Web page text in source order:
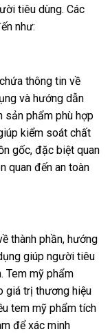
tiêu dùng. Các
như:
thông tin về
và hướng dẫn
sản phẩm phù hợp
kiểm soát chất
gốc, đặc biệt quan
quan đến an toàn
thành phần, hướng
giúp người tiêu
Tem mỹ phẩm
giá trị thương hiệu
tem mỹ phẩm tích
để xác minh